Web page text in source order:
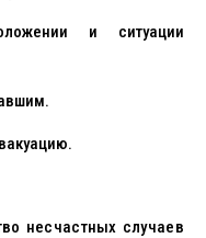
и ситуации
несчастных случаев